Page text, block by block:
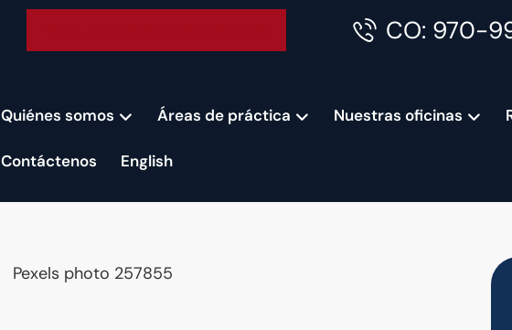
CO: 970-
Quiénes somos Áreas de práctica Nuestras oficinas
Contáctenos English